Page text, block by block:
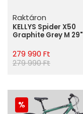
Raktáron
KELLYS Spider X50
Graphite Grey M 29"
279 990 Ft
279 990 Ft